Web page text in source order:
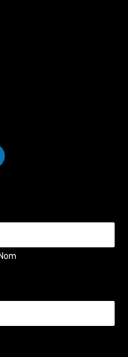
Nom